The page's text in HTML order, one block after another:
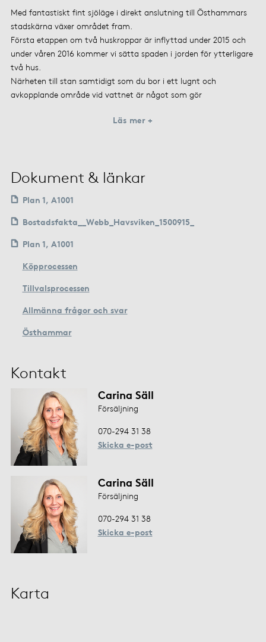
Med fantastiskt fint sjöläge i direkt anslutning till Östhammars
stadskärna växer området fram.
Första etappen om två huskroppar är inflyttad under 2015 och
under våren 2016 kommer vi sätta spaden i jorden för ytterligare
två hus.
Närheten till stan samtidigt som du bor i ett lugnt och
avkopplande område vid vattnet är något som gör
Läs mer +
Dokument & länkar
Plan 1, A1001
Bostadsfakta__Webb_Havsviken_1500915_
Plan 1, A1001
Köpprocessen
Tillvalsprocessen
Allmänna frågor och svar
Östhammar
Kontakt
Carina Säll
Försäljning
070-294 31 38
Skicka e-post
Carina Säll
Försäljning
070-294 31 38
Skicka e-post
Karta